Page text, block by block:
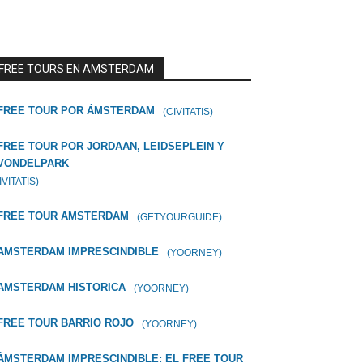
TOURS EN AMSTERDAM
TOUR POR ÁMSTERDAM (CIVITATIS)
TOUR POR JORDAAN, LEIDSEPLEIN Y
TOUR AMSTERDAM (GETYOURGUIDE)
IMPRESCINDIBLE (YOORNEY)
HISTORICA (YOORNEY)
TOUR BARRIO ROJO (YOORNEY)
IMPRESCINDIBLE: EL FREE TOUR